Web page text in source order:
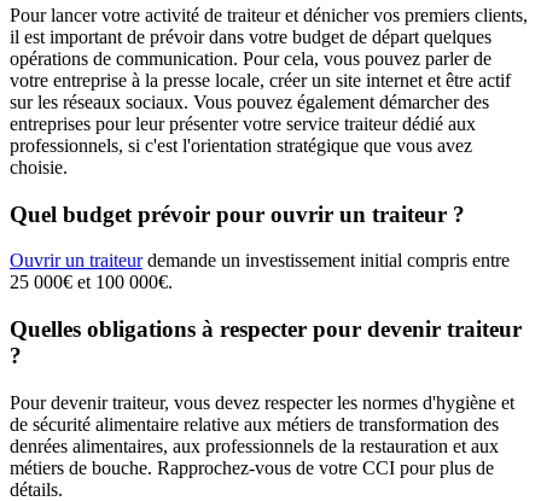
Pour lancer votre activité de traiteur et dénicher vos premiers clients,
il est important de prévoir dans votre budget de départ quelques
opérations de communication. Pour cela, vous pouvez parler de
votre entreprise à la presse locale, créer un site internet et être actif
sur les réseaux sociaux. Vous pouvez également démarcher des
entreprises pour leur présenter votre service traiteur dédié aux
professionnels, si c'est l'orientation stratégique que vous avez
choisie.
Quel budget prévoir pour ouvrir un traiteur ?
Ouvrir un traiteurdemande un investissement initial compris entre
25 000€ et 100 000€.
Quelles obligations à respecter pour devenir traiteur
?
Pour devenir traiteur, vous devez respecter les normes d'hygiène et
de sécurité alimentaire relative aux métiers de transformation des
denrées alimentaires, aux professionnels de la restauration et aux
métiers de bouche. Rapprochez-vous de votre CCI pour plus de
détails.